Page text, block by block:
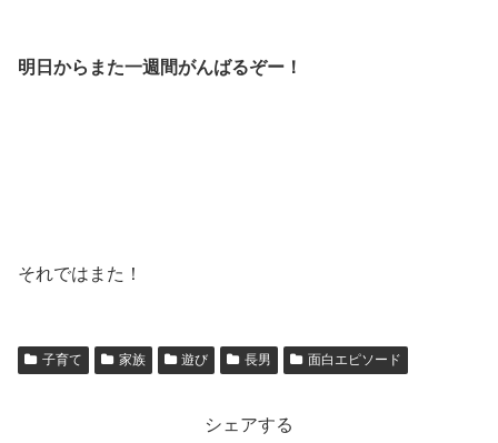
明日からまた一週間がんばるぞー！
それではまた！
子育て 家族 遊び 長男 面白エピソード
シェアする